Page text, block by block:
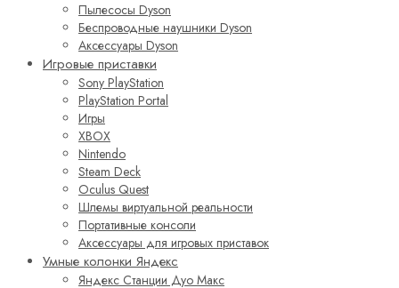
Пылесосы Dyson
Беспроводные наушники Dyson
Аксессуары Dyson
Игровые приставки
Sony PlayStation
PlayStation Portal
Игры
XBOX
Nintendo
Steam Deck
Oculus Quest
Шлемы виртуальной реальности
Портативные консоли
Аксессуары для игровых приставок
Умные колонки Яндекс
Яндекс Станции Дуо Макс